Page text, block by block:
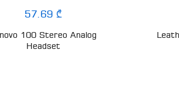
57.69 ₾
100 Stereo Analog
Headset